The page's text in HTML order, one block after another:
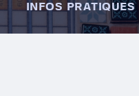
INFOS PRATIQUES